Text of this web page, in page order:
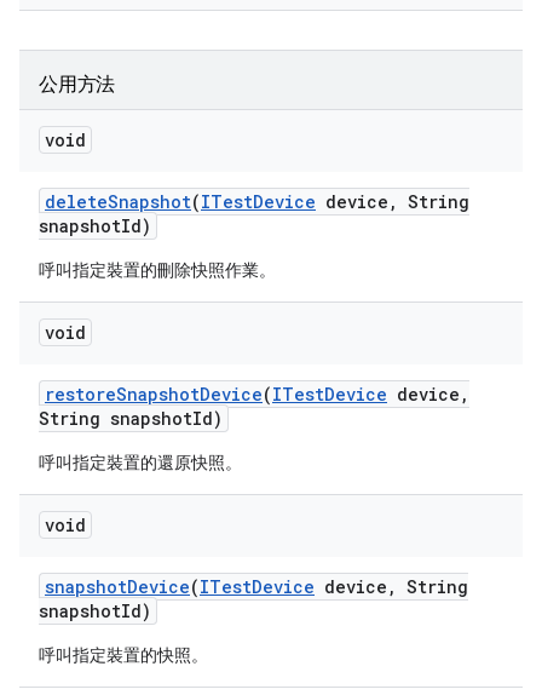
公用方法
void
deleteSnapshot(ITestDevice device , String
snapshotId)
呼叫指定裝置的刪除快照作業。
void
restoreSnapshotDevice(ITestDevice device ,
String snapshotId)
呼叫指定裝置的還原快照。
void
snapshotDevice(ITestDevice device , String
snapshotId)
呼叫指定裝置的快照。